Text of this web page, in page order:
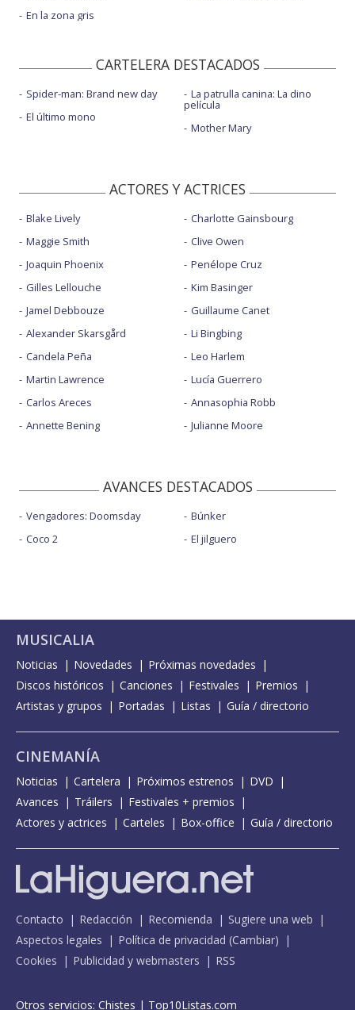
En la zona gris
CARTELERA DESTACADOS
Spider-man: Brand new day
El último mono
La patrulla canina: La dino
película
Mother Mary
ACTORES Y ACTRICES
Blake Lively
Maggie Smith
Joaquin Phoenix
Gilles Lellouche
Jamel Debbouze
Alexander Skarsgård
Candela Peña
Martin Lawrence
Carlos Areces
Annette Bening
Charlotte Gainsbourg
Clive Owen
Penélope Cruz
Kim Basinger
Guillaume Canet
Li Bingbing
Leo Harlem
Lucía Guerrero
Annasophia Robb
Julianne Moore
AVANCES DESTACADOS
Vengadores: Doomsday
Coco 2
Búnker
El jilguero
MUSICALIA
Noticias Novedades
Próximas novedades
Discos históricos
Canciones Festivales
Premios
Artistas y grupos
Portadas Listas Guía / directorio
CINEMANÍA
Noticias Cartelera Próximos estrenos
DVD
Avances
Tráilers
Festivales + premios
Actores y actrices
Carteles Box-office Guía / directorio
Contacto Redacción Recomienda
Sugiere una web
Aspectos legales
Política de privacidad (Cambiar)
Cookies
Publicidad y webmasters RSS
Otros servicios: Chistes | Top10Listas.com